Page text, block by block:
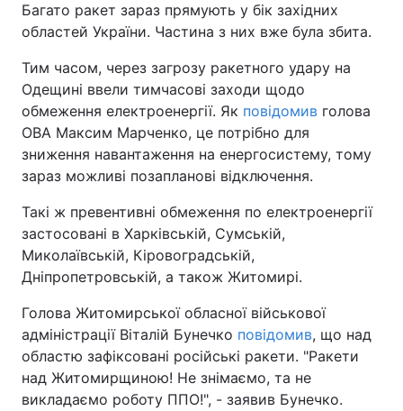
Багато ракет зараз прямують у бік західних
областей України. Частина з них вже була збита.
Тим часом, через загрозу ракетного удару на
Одещині ввели тимчасові заходи щодо
обмеження електроенергії. Як повідомив голова
ОВА Максим Марченко, це потрібно для
зниження навантаження на енергосистему, тому
зараз можливі позапланові відключення.
Такі ж превентивні обмеження по електроенергії
застосовані в Харківській, Сумській,
Миколаївській, Кіровоградській,
Дніпропетровській, а також Житомирі.
Голова Житомирської обласної військової
адміністрації Віталій Бунечко повідомив, що над
областю зафіксовані російські ракети. "Ракети
над Житомирщиною! Не знімаємо, та не
викладаємо роботу ППО!", - заявив Бунечко.